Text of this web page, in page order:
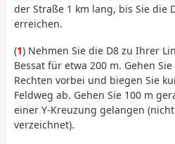
der Straße 1 km lang, bis Sie die
erreichen.
(1) Nehmen Sie die D8 zu Ihrer
Bessat für etwa 200 m. Gehen
Rechten vorbei und biegen Sie
Feldweg ab. Gehen Sie 100 m
einer Y-Kreuzung gelangen
verzeichnet).